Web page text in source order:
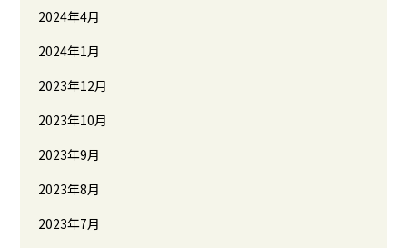
2024年4月
2024年1月
2023年12月
2023年10月
2023年9月
2023年8月
2023年7月